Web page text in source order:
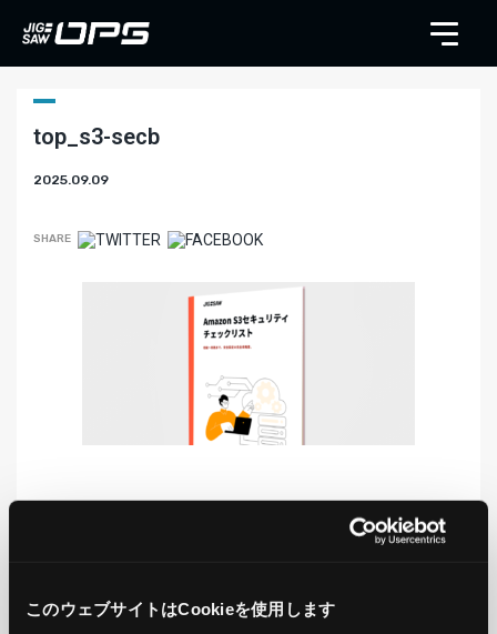
このウェブサイトはCookieを使用します
top_s3-secb
2025.09.09
SHARE
SHARE